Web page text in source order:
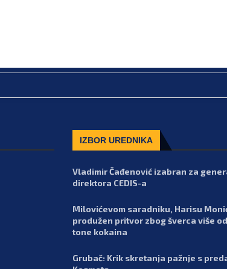
IZBOR UREDNIKA
Vladimir Čađenović izabran za
direktora CEDIS-a
Milovićevom saradniku, Harisu
produžen pritvor zbog šverca više
tone kokaina
Grubač: Krik skretanja pažnje s